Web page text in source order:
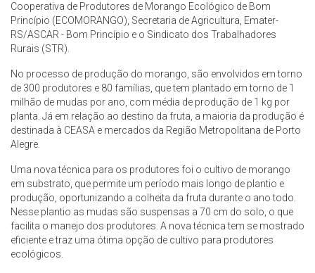
Cooperativa de Produtores de Morango Ecológico de Bom
Princípio (ECOMORANGO), Secretaria de Agricultura, Emater-
RS/ASCAR - Bom Princípio e o Sindicato dos Trabalhadores
Rurais (STR).
No processo de produção do morango, são envolvidos em torno
de 300 produtores e 80 famílias, que tem plantado em torno de 1
milhão de mudas por ano, com média de produção de 1 kg por
planta. Já em relação ao destino da fruta, a maioria da produção é
destinada à CEASA e mercados da Região Metropolitana de Porto
Alegre.
Uma nova técnica para os produtores foi o cultivo de morango
em substrato, que permite um período mais longo de plantio e
produção, oportunizando a colheita da fruta durante o ano todo.
Nesse plantio as mudas são suspensas a 70 cm do solo, o que
facilita o manejo dos produtores. A nova técnica tem se mostrado
eficiente e traz uma ótima opção de cultivo para produtores
ecológicos.